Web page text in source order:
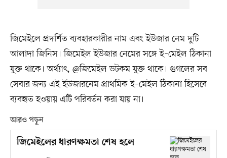
জিমেইলে প্রদর্শিত ব্যবহারকারীর নাম এবং ইউজার নেম দুটি
আলাদা জিনিস। জিমেইল ইউজার নেমের সঙ্গে ই–মেইল ঠিকানা
যুক্ত থাকে। অর্থ্যাৎ, @জিমেইল ডটকম যুক্ত থাকে। গুগলের সব
সেবার জন্য এই ইউজারনেম প্রাথমিক ই–মেইল ঠিকানা হিসেবে
ব্যবহৃত হওয়ায় এটি পরিবর্তন করা যায় না।
আরও পড়ুন
জিমেইলের ধারণক্ষমতা শেষ হলে